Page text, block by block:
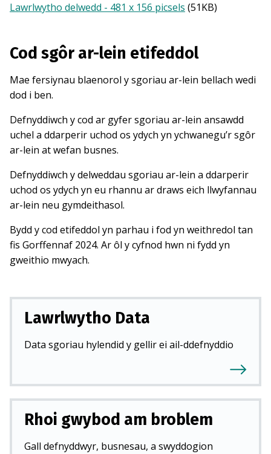
Lawrlwytho delwedd - 481 x 156 picsels (51KB)
Cod sgôr ar-lein etifeddol
Mae fersiynau blaenorol y sgoriau ar-lein bellach wedi
dod i ben.
Defnyddiwch y cod ar gyfer sgoriau ar-lein ansawdd
uchel a ddarperir uchod os ydych yn ychwanegu’r sgôr
ar-lein at wefan busnes.
Defnyddiwch y delweddau sgoriau ar-lein a ddarperir
uchod os ydych yn eu rhannu ar draws eich llwyfannau
ar-lein neu gymdeithasol.
Bydd y cod etifeddol yn parhau i fod yn weithredol tan
fis Gorffennaf 2024. Ar ôl y cyfnod hwn ni fydd yn
gweithio mwyach.
Lawrlwytho Data
Data sgoriau hylendid y gellir ei ail-ddefnyddio
Rhoi gwybod am broblem
Gall defnyddwyr, busnesau, a swyddogion